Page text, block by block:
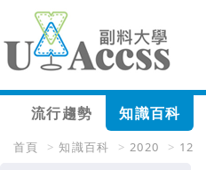
流行趨勢 知識百科
首頁 > 知識百科 > 2020 > 12